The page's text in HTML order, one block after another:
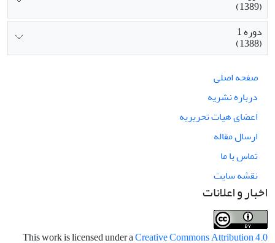
(1389)
دوره 1
(1388)
صفحه اصلی
درباره نشریه
اعضای هیات تحریریه
ارسال مقاله
تماس با ما
نقشه سایت
اخبار و اعلانات
This work is licensed under aCreative Commons Attribution 4.0